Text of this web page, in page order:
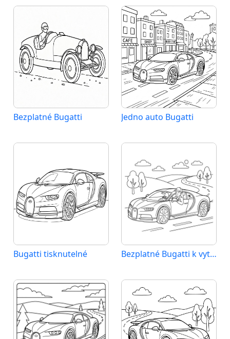
Bezplatné Bugatti Jedno auto Bugatti
Bugatti tisknutelné Bezplatné Bugatti k vytištění